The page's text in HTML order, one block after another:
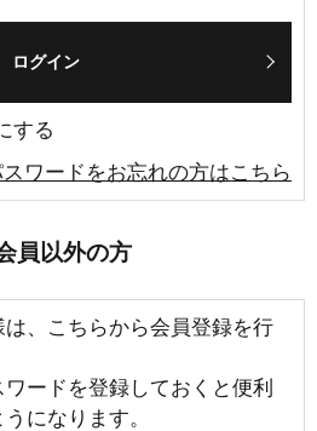
する
ワードをお忘れの方はこちら
員以外の方
、こちらから会員登録を行
ードを登録しておくと便利
になります。